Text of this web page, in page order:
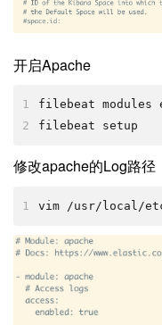
开启Apache
1
2
filebeat modules
filebeat setup
修改apache的Log路径
1 vim /usr/local/